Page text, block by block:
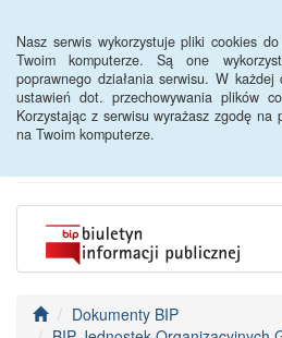
Nasz serwis wykorzystuje pliki cookies
Twoim komputerze. Są one
poprawnego działania serwisu. W
ustawień dot. przechowywania plików
Korzystając z serwisu wyrażasz zgodę na
na Twoim komputerze.
BIP - Urząd
Wyśmierzyce
Dokumenty BIP